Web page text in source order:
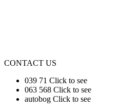
CONTACT US
039 71 Click to see
063 568 Click to see
autobog Click to see